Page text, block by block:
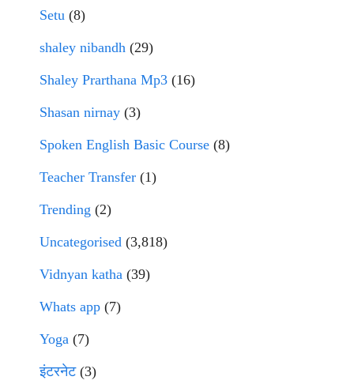
Setu (8)
shaley nibandh (29)
Shaley Prarthana Mp3 (16)
Shasan nirnay (3)
Spoken English Basic Course (8)
Teacher Transfer (1)
Trending (2)
Uncategorised (3,818)
Vidnyan katha (39)
Whats app (7)
Yoga (7)
इंटरनेट(3)